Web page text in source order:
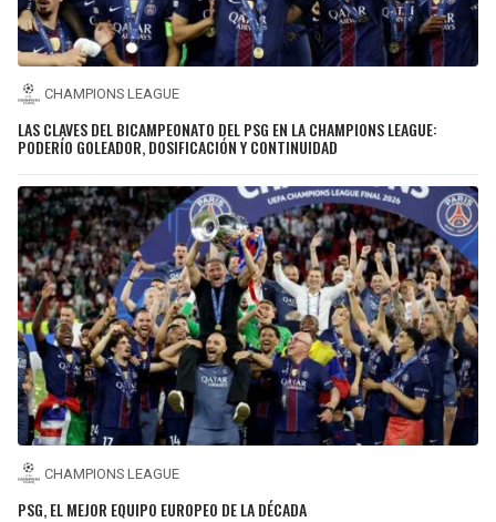
CHAMPIONS LEAGUE
LAS CLAVES DEL BICAMPEONATO DEL PSG EN LA CHAMPIONS LEAGUE:
PODERÍO GOLEADOR, DOSIFICACIÓN Y CONTINUIDAD
CHAMPIONS LEAGUE
PSG, EL MEJOR EQUIPO EUROPEO DE LA DÉCADA